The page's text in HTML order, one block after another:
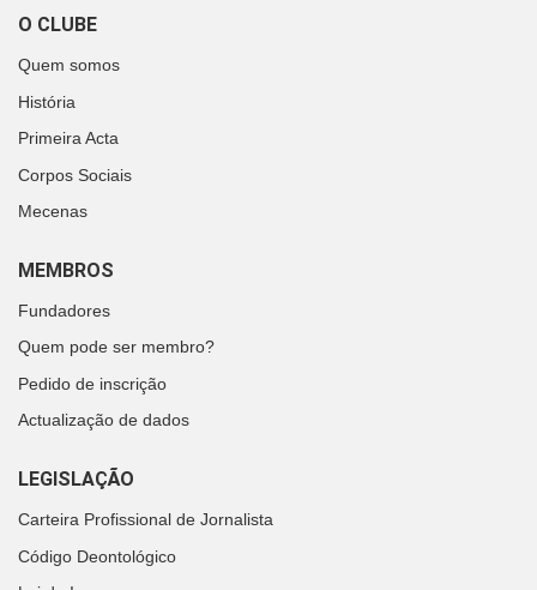
O CLUBE
Quem somos
História
Primeira Acta
Corpos Sociais
Mecenas
MEMBROS
Fundadores
Quem pode ser membro?
Pedido de inscrição
Actualização de dados
LEGISLAÇÃO
Carteira Profissional de Jornalista
Código Deontológico